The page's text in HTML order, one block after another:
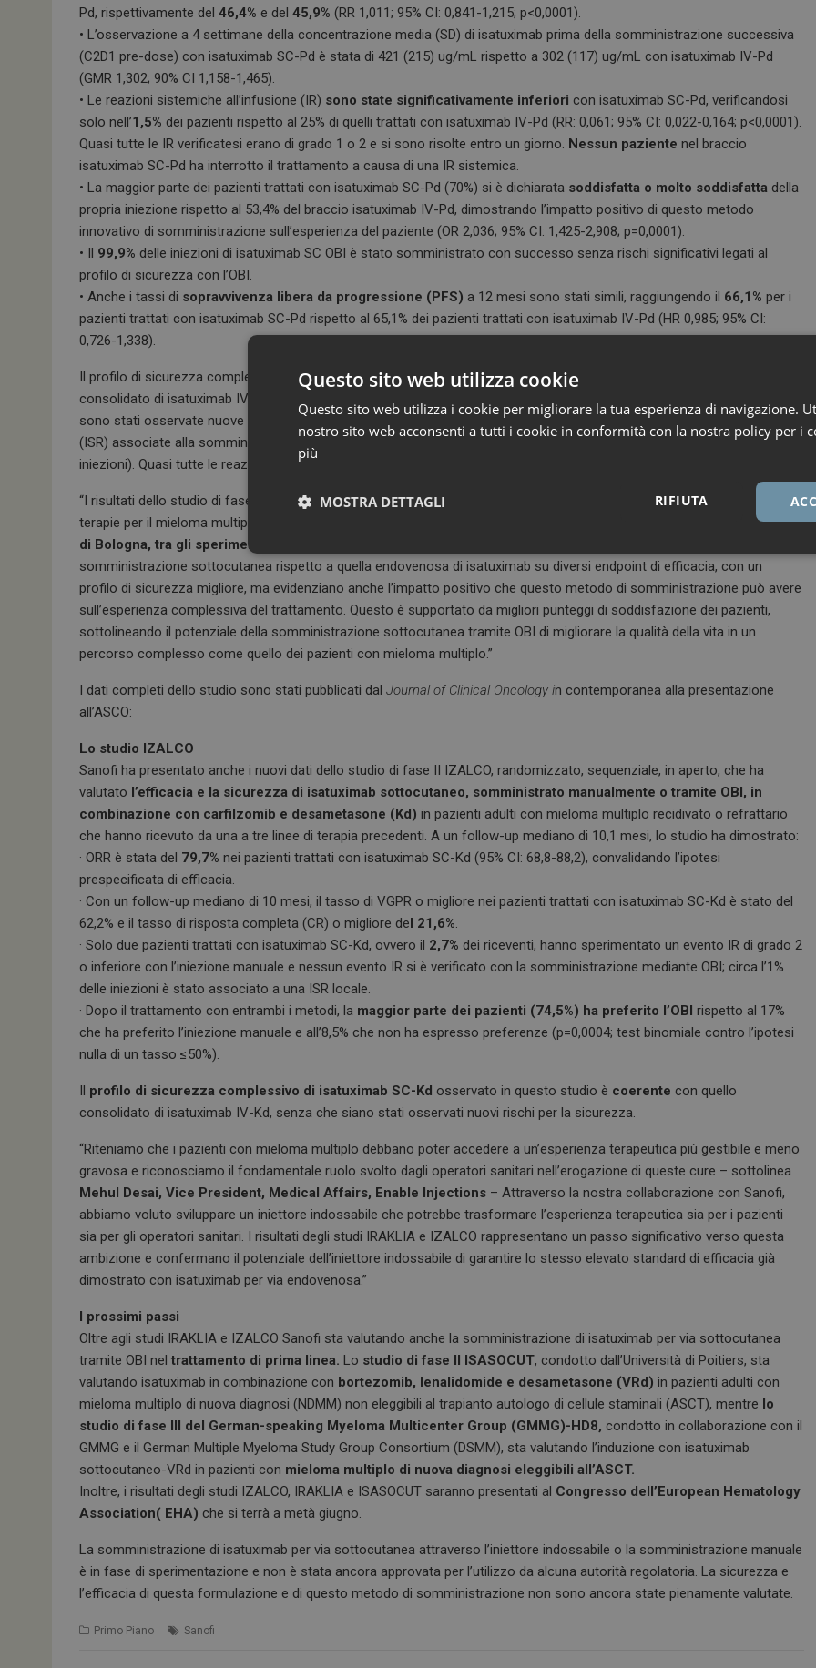
Pd, rispettivamente del 46,4% e del 45,9% (RR 1,011; 95% CI: 0,841-1,215; p<0,0001).
• L’osservazione a 4 settimane della concentrazione media (SD) di isatuximab prima della somministrazione successiva
(C2D1 pre-dose) con isatuximab SC-Pd è stata di 421 (215) ug/mL rispetto a 302 (117) ug/mL con isatuximab IV-Pd
(GMR 1,302; 90% CI 1,158-1,465).
• Le reazioni sistemiche all’infusione (IR) sono state significativamente inferiori con isatuximab SC-Pd, verificandosi
solo nell’1,5% dei pazienti rispetto al 25% di quelli trattati con isatuximab IV-Pd (RR: 0,061; 95% CI: 0,022-0,164; p<0,0001).
Quasi tutte le IR verificatesi erano di grado 1 o 2 e si sono risolte entro un giorno. Nessun paziente nel braccio
isatuximab SC-Pd ha interrotto il trattamento a causa di una IR sistemica.
• La maggior parte dei pazienti trattati con isatuximab SC-Pd (70%) si è dichiarata soddisfatta o molto soddisfatta della
propria iniezione rispetto al 53,4% del braccio isatuximab IV-Pd, dimostrando l’impatto positivo di questo metodo
innovativo di somministrazione sull’esperienza del paziente (OR 2,036; 95% CI: 1,425-2,908; p=0,0001).
• Il 99,9% delle iniezioni di isatuximab SC OBI è stato somministrato con successo senza rischi significativi legati al
profilo di sicurezza con l’OBI.
• Anche i tassi di sopravvivenza libera da progressione (PFS) a 12 mesi sono stati simili, raggiungendo il 66,1% per i
pazienti trattati con isatuximab SC-Pd rispetto al 65,1% dei pazienti trattati con isatuximab IV-Pd (HR 0,985; 95% CI:
0,726-1,338).
Il profilo di sicurezza complessivo di isatuximab SC-Pd osservato in questo studio è coerente con il profilo di sicurezza
consolidato di isatuximab IV-Pd, ma con un tasso
sono stati osservate nuove criticità sulla sicurezza, ad eccezione di reazioni locali di basso grado nel sito di iniezione
(ISR) associate alla somministrazione sottocutanea, che si sono verificate con una bassa incidenza (0,4%, n=19/5.145
iniezioni). Quasi tutte le reazioni nel siti di iniezione erano di grado 1, ad eccezione di un episodio di grado 2.
“I risultati dello studio di fase 3 IRAKLIA rappresentano un potenziale passo avanti trasformativo nella gestione delle
terapie per il mieloma multiplo – sottolinea
Elena Zamagni, Associato di Ematologia, Istituto “Seragnoli”, Università
di Bologna, tra gli sperimentatori dello studio IRAKLIA in Italia
somministrazione sottocutanea rispetto a quella endovenosa di isatuximab su diversi endpoint di efficacia, con un
profilo di sicurezza migliore, ma evidenziano anche l’impatto positivo che questo metodo di somministrazione può avere
sull’esperienza complessiva del trattamento. Questo è supportato da migliori punteggi di soddisfazione dei pazienti,
sottolineando il potenziale della somministrazione sottocutanea tramite OBI di migliorare la qualità della vita in un
percorso complesso come quello dei pazienti con mieloma multiplo.”
I dati completi dello studio sono stati pubblicati dal Journal of Clinical Oncology in contemporanea alla presentazione
all’ASCO:
Lo studio IZALCO
Sanofi ha presentato anche i nuovi dati dello studio di fase II IZALCO, randomizzato, sequenziale, in aperto, che ha
valutato l’efficacia e la sicurezza di isatuximab sottocutaneo, somministrato manualmente o tramite OBI, in
combinazione con carfilzomib e desametasone (Kd) in pazienti adulti con mieloma multiplo recidivato o refrattario
che hanno ricevuto da una a tre linee di terapia precedenti. A un follow-up mediano di 10,1 mesi, lo studio ha dimostrato:
· ORR è stata del 79,7% nei pazienti trattati con isatuximab SC-Kd (95% CI: 68,8-88,2), convalidando l’ipotesi
prespecificata di efficacia.
· Con un follow-up mediano di 10 mesi, il tasso di VGPR o migliore nei pazienti trattati con isatuximab SC-Kd è stato del
62,2% e il tasso di risposta completa (CR) o migliore del 21,6%.
· Solo due pazienti trattati con isatuximab SC-Kd, ovvero il 2,7% dei riceventi, hanno sperimentato un evento IR di grado 2
o inferiore con l’iniezione manuale e nessun evento IR si è verificato con la somministrazione mediante OBI; circa l’1%
delle iniezioni è stato associato a una ISR locale.
· Dopo il trattamento con entrambi i metodi, la maggior parte dei pazienti (74,5%) ha preferito l’OBI rispetto al 17%
che ha preferito l’iniezione manuale e all’8,5% che non ha espresso preferenze (p=0,0004; test binomiale contro l’ipotesi
nulla di un tasso ≤50%).
Il profilo di sicurezza complessivo di isatuximab SC-Kd osservato in questo studio è coerente con quello
consolidato di isatuximab IV-Kd, senza che siano stati osservati nuovi rischi per la sicurezza.
“Riteniamo che i pazienti con mieloma multiplo debbano poter accedere a un’esperienza terapeutica più gestibile e meno
gravosa e riconosciamo il fondamentale ruolo svolto dagli operatori sanitari nell’erogazione di queste cure – sottolinea
Mehul Desai, Vice President, Medical Affairs, Enable Injections – Attraverso la nostra collaborazione con Sanofi,
abbiamo voluto sviluppare un iniettore indossabile che potrebbe trasformare l’esperienza terapeutica sia per i pazienti
sia per gli operatori sanitari. I risultati degli studi IRAKLIA e IZALCO rappresentano un passo significativo verso questa
ambizione e confermano il potenziale dell’iniettore indossabile di garantire lo stesso elevato standard di efficacia già
dimostrato con isatuximab per via endovenosa.”
I prossimi passi
Oltre agli studi IRAKLIA e IZALCO Sanofi sta valutando anche la somministrazione di isatuximab per via sottocutanea
tramite OBI nel trattamento di prima linea. Lo studio di fase II ISASOCUT, condotto dall’Università di Poitiers, sta
valutando isatuximab in combinazione con bortezomib, lenalidomide e desametasone (VRd) in pazienti adulti con
mieloma multiplo di nuova diagnosi (NDMM) non eleggibili al trapianto autologo di cellule staminali (ASCT), mentre lo
studio di fase III del German-speaking Myeloma Multicenter Group (GMMG)-HD8, condotto in collaborazione con il
GMMG e il German Multiple Myeloma Study Group Consortium (DSMM), sta valutando l’induzione con isatuximab
sottocutaneo-VRd in pazienti con mieloma multiplo di nuova diagnosi eleggibili all’ASCT.
Inoltre, i risultati degli studi IZALCO, IRAKLIA e ISASOCUT saranno presentati al Congresso dell’European Hematology
Association( EHA) che si terrà a metà giugno.
La somministrazione di isatuximab per via sottocutanea attraverso l’iniettore indossabile o la somministrazione manuale
è in fase di sperimentazione e non è stata ancora approvata per l’utilizzo da alcuna autorità regolatoria. La sicurezza e
l’efficacia di questa formulazione e di questo metodo di somministrazione non sono ancora state pienamente valutate.
Primo Piano Sanofi
Questo sito web utilizza cookie
Questo sito web utilizza i cookie per migliorare la tua esperienza di navigazione.
nostro sito web acconsenti a tutti i cookie in conformità con la nostra policy per i
più
RIFIUTA
MOSTRA DETTAGLI
Necessari Marketing
Necessari Marketing
_ga
Google LLC
.dailyhealthindustry.it
1 anno 1
mese
Questo nome di cookie è associato a
Analytics, che è un aggiornamento
servizio di analisi più comunemente
unici assegnando un numero
come identificatore del cliente. È
di pagina in un sito e utilizzato per
ARRAffinitySameSite
Microsoft Corporation
.www.dailyhealthindustry.it
cookie garantisce che le richieste di
navigazione del visitatore siano
stesso server nel cluster.
PHPSESSID
www.dailyhealthindustry.it
PHP. Si tratta di un identificatore
mantenere le variabili di sessione
un numero generato in modo
viene utilizzato può essere specifico
tracking-sites-
ironfish-session-id
www.dailyhealthindustry.it
4
settimane
2 giorni
Questo cookie è impostato
ARRAffinity
Microsoft Corporation
.www.dailyhealthindustry.it
Sessione
Questo cookie viene impostato dai
piattaforma cloud Windows Azure.
bilanciamento del carico per
della pagina del visitatore vengano
server in qualsiasi sessione di
mese
Questo cookie viene utilizzato da
mantenere lo stato della sessione.
tracking-sites-
ironfish-tracking-
enable
www.dailyhealthindustry.it
4
Questo cookie è impostato
cookie dei visitatori. È necessario che
di Cookie-Script.com funzioni
NOME FORNITORE / DOMINIO SCADENZA
DESCRIZIONE
__Secure-ROLLOUT_TOKEN
.youtube.com
5 mesi 4
settimane
Questo cookie è impostato
tracking-named-enable
www.dailyhealthindustry.it
Questo cookie è impostato
__Secure-YNID
.youtube.com
5 mesi 4
settimane
Questo cookie è impostato
tenere traccia delle
video di Youtube incorporati
determinare se il visitatore